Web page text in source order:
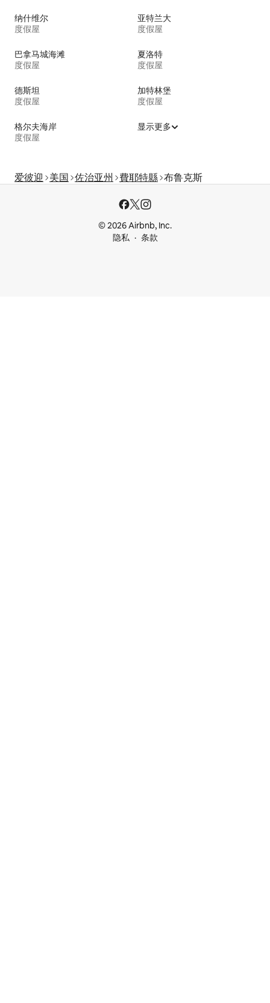
纳什维尔
度假屋
亚特兰大
度假屋
巴拿马城海滩
度假屋
夏洛特
度假屋
德斯坦
度假屋
加特林堡
度假屋
格尔夫海岸
度假屋
显示更多
爱彼迎 美国 佐治亚州 費耶特縣 布鲁克斯
© 2026 Airbnb, Inc.
隐私
条款